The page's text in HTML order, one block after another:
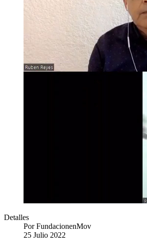
Detalles
PorFundacionenMov
25 Julio 2022